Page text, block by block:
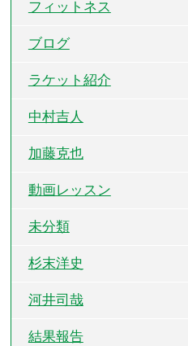
フィットネス
ブログ
ラケット紹介
中村吉人
加藤克也
動画レッスン
未分類
杉末洋史
河井司哉
結果報告